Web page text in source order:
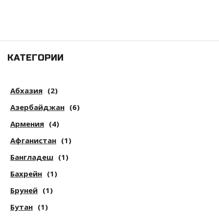
КАТЕГОРИИ
Абхазия (2)
Азербайджан (6)
Армения (4)
Афганистан (1)
Бангладеш (1)
Бахрейн (1)
Бруней (1)
Бутан (1)